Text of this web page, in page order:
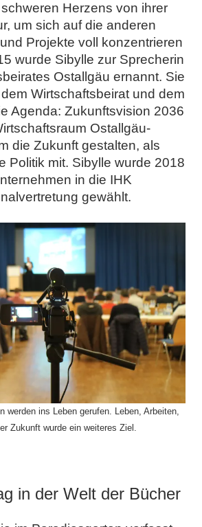
Herzens von ihrer
um sich auf die anderen
Projekte voll konzentrieren
wurde Sibylle zur Sprecherin
Ostallgäu ernannt. Sie
Wirtschaftsbeirat und dem
Agenda: Zukunftsvision 2036
Ostallgäu-
die Zukunft gestalten, als
Politik mit. Sibylle wurde 2018
in die IHK
gewählt.
werden ins Leben gerufen. Leben, Arbeiten,
Zukunft wurde ein weiteres Ziel.
in der Welt der Bücher